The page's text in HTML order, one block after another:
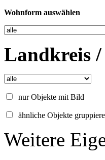
Wohnform auswählen
Landkreis /
nur Objekte mit Bild
ähnliche Objekte
Weitere